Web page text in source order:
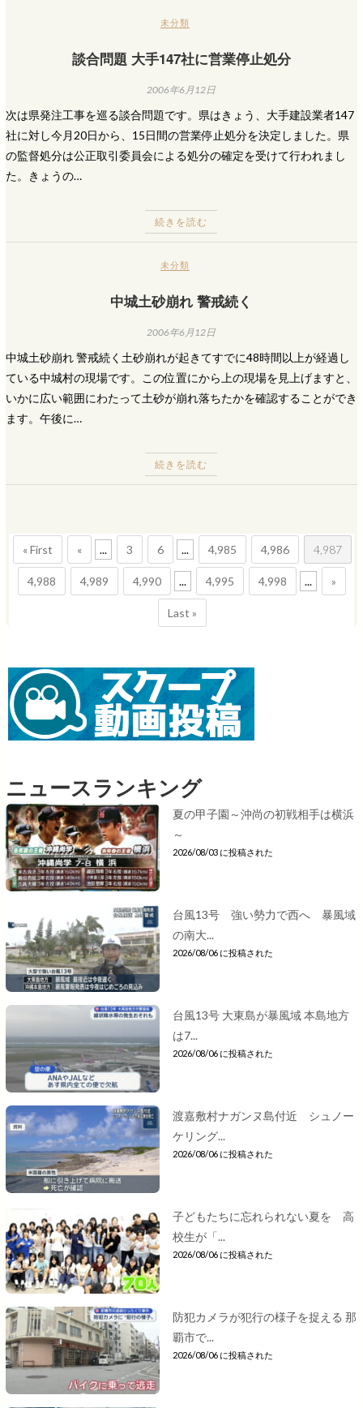
未分類
談合問題 大手147社に営業停止処分
2006年6月12日
次は県発注工事を巡る談合問題です。県はきょう、大手建設業者147
社に対し今月20日から、15日間の営業停止処分を決定しました。県
の監督処分は公正取引委員会による処分の確定を受けて行われまし
た。きょうの…
続きを読む
未分類
中城土砂崩れ 警戒続く
2006年6月12日
中城土砂崩れ 警戒続く土砂崩れが起きてすでに48時間以上が経過し
ている中城村の現場です。この位置にから上の現場を見上げますと、
いかに広い範囲にわたって土砂が崩れ落ちたかを確認することができ
ます。午後に…
続きを読む
« First « ... 3 6 ... 4,985 4,986 4,987
4,988 4,989 4,990 ... 4,995 4,998 ... »
Last »
ニュースランキング
夏の甲子園～沖尚の初戦相手は横浜
～
2026/08/03 に投稿された
台風13号 強い勢力で西へ 暴風域
の南大...
2026/08/06 に投稿された
台風13号 大東島が暴風域 本島地方
は7...
2026/08/06 に投稿された
渡嘉敷村ナガンヌ島付近 シュノー
ケリング...
2026/08/06 に投稿された
子どもたちに忘れられない夏を 高
校生が「...
2026/08/06 に投稿された
防犯カメラが犯行の様子を捉える 那
覇市で...
2026/08/06 に投稿された